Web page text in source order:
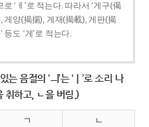
‘ㅔ’로 적는다. 따라서 ‘게구(偈
게양(揭揚), 게재(揭載), 게판(揭
도 ‘게’로 적는다.
는 음절의 ‘ㅢ’는 ‘ㅣ’로 소리 나
취하고, ㄴ을 버림.)
ㄱ ㄴ